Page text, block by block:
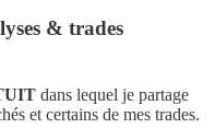
& trades
dans lequel je partage
et certains de mes trades.